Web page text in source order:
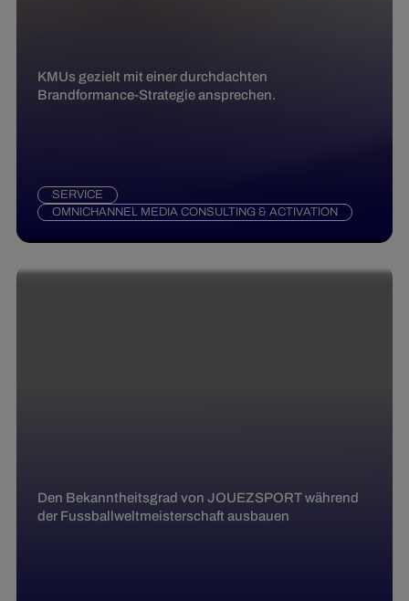
KMUs gezielt mit einer durchdachten
Brandformance-Strategie ansprechen.
SERVICE
OMNICHANNEL MEDIA CONSULTING & ACTIVATION
Den Bekanntheitsgrad von JOUEZSPORT während
der Fussballweltmeisterschaft ausbauen